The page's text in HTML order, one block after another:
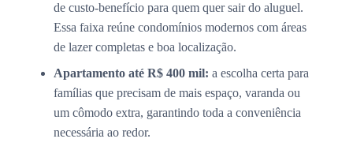
de custo-benefício para quem quer sair do aluguel.
Essa faixa reúne condomínios modernos com áreas
de lazer completas e boa localização.
Apartamento até R$ 400 mil: a escolha certa para
famílias que precisam de mais espaço, varanda ou
um cômodo extra, garantindo toda a conveniência
necessária ao redor.